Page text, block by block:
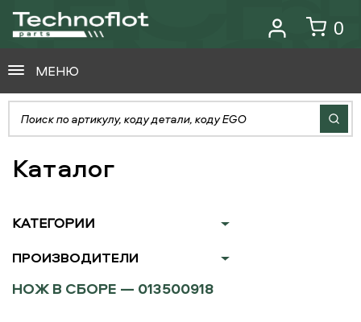
0
МЕНЮ
Каталог
КАТЕГОРИИ
ПРОИЗВОДИТЕЛИ
НОЖ В СБОРЕ — 013500918